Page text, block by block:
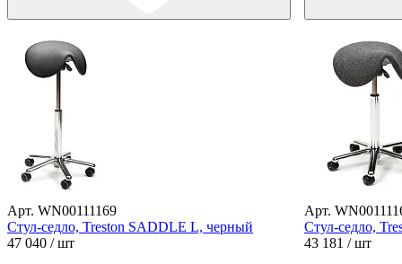
Арт. WN00111169
Стул-седло, Treston SADDLE L, черный
47 040 / шт
Арт.
Стул-седло,
43 181 / шт